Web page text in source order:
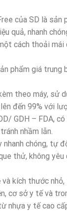
của SD là
quả, nhanh
cách thoải mái
phẩm giá
theo máy, sử
đến 99% với
GDH – FDA,
nhầm lẫn.
chóng, tự
thử, không
kích thước
cơ sở y tế và
nhựa y tế cao